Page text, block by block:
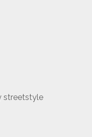
streetstyle